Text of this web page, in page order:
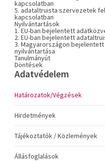
kapcsolatban
5. adataltruista szervezetek
kapcsolatban
Nyilvántartások
1. EU-ban bejelentett
2. EU-ban bejelentett
3. Magyarországon
nyilvántartása
Tanulmányút
Döntések
Adatvédelem
Határozatok/Végzések
Hirdetmények
Tájékoztatók / Közlemények
Állásfoglalások